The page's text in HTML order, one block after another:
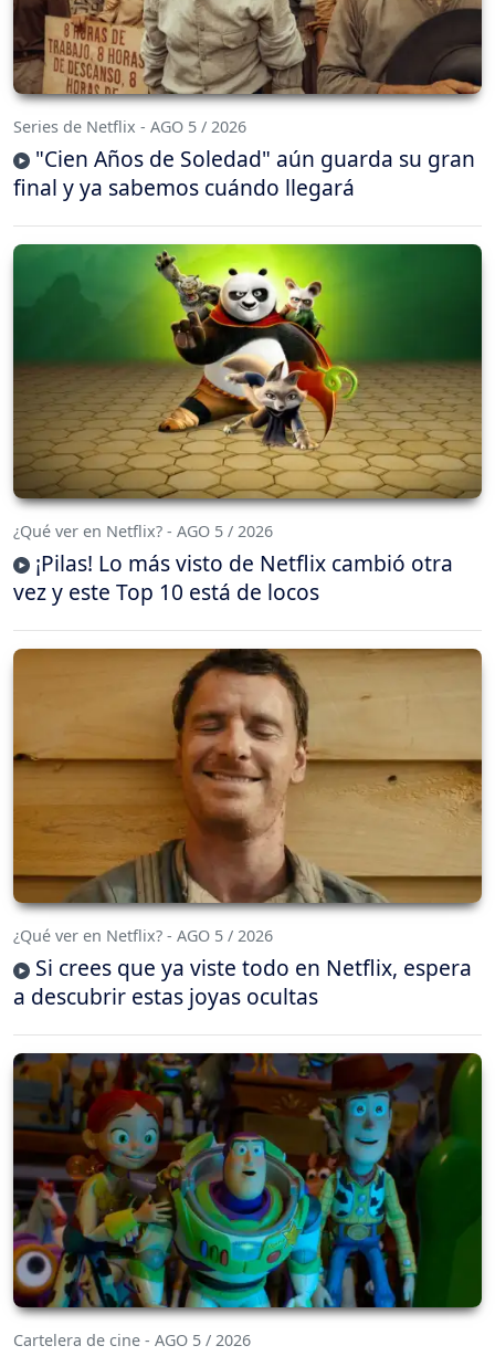
Series de Netflix - AGO 5 / 2026
"Cien Años de Soledad" aún guarda su gran
final y ya sabemos cuándo llegará
¿Qué ver en Netflix? - AGO 5 / 2026
¡Pilas! Lo más visto de Netflix cambió otra
vez y este Top 10 está de locos
¿Qué ver en Netflix? - AGO 5 / 2026
Si crees que ya viste todo en Netflix, espera
a descubrir estas joyas ocultas
Cartelera de cine - AGO 5 / 2026